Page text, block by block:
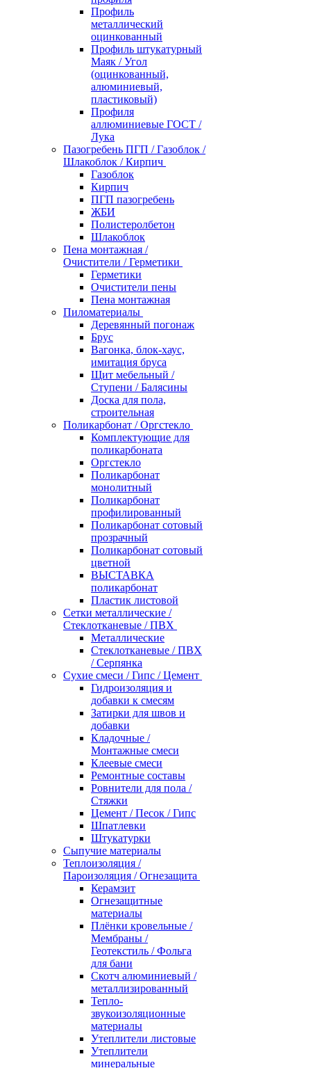
Профиль
металлический
оцинкованный
Профиль штукатурный
Маяк / Угол
(оцинкованный,
алюминиевый,
пластиковый)
Профиля
аллюминиевые ГОСТ /
Лука
Пазогребень ПГП / Газоблок /
Шлакоблок / Кирпич
Газоблок
Кирпич
ПГП пазогребень
ЖБИ
Полистеролбетон
Шлакоблок
Пена монтажная /
Очистители / Герметики
Герметики
Очистители пены
Пена монтажная
Пиломатериалы
Деревянный погонаж
Брус
Вагонка, блок-хаус,
имитация бруса
Щит мебельный /
Ступени / Балясины
Доска для пола,
строительная
Поликарбонат / Оргстекло
Комплектующие для
поликарбоната
Оргстекло
Поликарбонат
монолитный
Поликарбонат
профилированный
Поликарбонат сотовый
прозрачный
Поликарбонат сотовый
цветной
ВЫСТАВКА
поликарбонат
Пластик листовой
Сетки металлические /
Стеклотканевые / ПВХ
Металлические
Стеклотканевые / ПВХ
/ Серпянка
Сухие смеси / Гипс / Цемент
Гидроизоляция и
добавки к смесям
Затирки для швов и
добавки
Кладочные /
Монтажные смеси
Клеевые смеси
Ремонтные составы
Ровнители для пола /
Стяжки
Цемент / Песок / Гипс
Шпатлевки
Штукатурки
Сыпучие материалы
Теплоизоляция /
Пароизоляция / Огнезащита
Керамзит
Огнезащитные
материалы
Плёнки кровельные /
Мембраны /
Геотекстиль / Фольга
для бани
Скотч алюминиевый /
металлизированный
Тепло-
звукоизоляционные
материалы
Утеплители листовые
Утеплители
минеральные